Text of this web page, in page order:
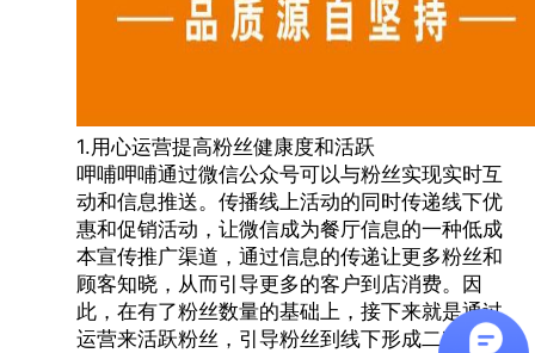
1.用心运营提高粉丝健康度和活跃
呷哺呷哺通过微信公众号可以与粉丝实现实时互
动和信息推送。传播线上活动的同时传递线下优
惠和促销活动，让微信成为餐厅信息的一种低成
本宣传推广渠道，通过信息的传递让更多粉丝和
顾客知晓，从而引导更多的客户到店消费。因
此，在有了粉丝数量的基础上，接下来就是通过
运营来活跃粉丝，引导粉丝到线下形成二次消